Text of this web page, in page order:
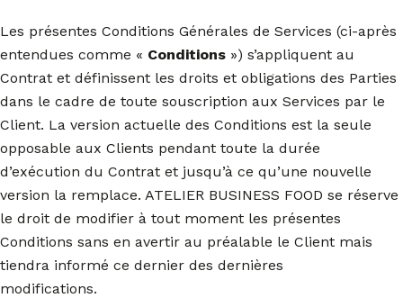
Les présentes Conditions Générales de Services (ci-après
entendues comme « Conditions ») s’appliquent au
Contrat et définissent les droits et obligations des Parties
dans le cadre de toute souscription aux Services par le
Client. La version actuelle des Conditions est la seule
opposable aux Clients pendant toute la durée
d’exécution du Contrat et jusqu’à ce qu’une nouvelle
version la remplace. ATELIER BUSINESS FOOD se réserve
le droit de modifier à tout moment les présentes
Conditions sans en avertir au préalable le Client mais
tiendra informé ce dernier des dernières
modifications.